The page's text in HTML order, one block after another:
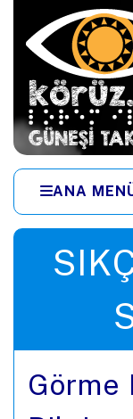
Ana içeriğe
ANA
Görme
Menüye